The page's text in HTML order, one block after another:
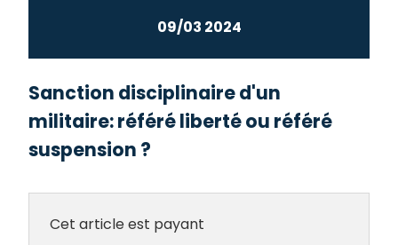
09/03 2024
Sanction disciplinaire d'un
militaire: référé liberté ou référé
suspension ?
Cet article est payant